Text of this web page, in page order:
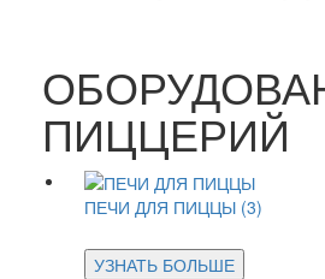
ПИЦЦЕРИЙ
ПЕЧИ ДЛЯ ПИЦЦЫ (3)
УЗНАТЬ БОЛЬШЕ